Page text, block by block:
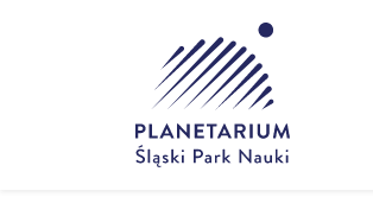
Planetarium Śląski